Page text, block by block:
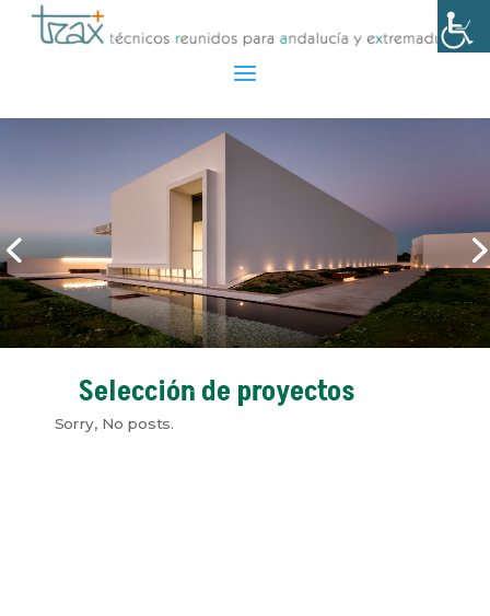
Selección de proyectos
Sorry, No posts.